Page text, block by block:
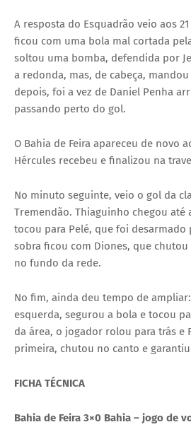
A resposta do Esquadrão veio aos
ficou com uma bola mal cortada
soltou uma bomba, defendida por
a redonda, mas, de cabeça,
depois, foi a vez de Daniel Penha
passando perto do gol.
O Bahia de Feira apareceu de novo
Hércules recebeu e finalizou na
No minuto seguinte, veio o gol da
Tremendão. Thiaguinho chegou até
tocou para Pelé, que foi desarmado
sobra ficou com Diones, que
no fundo da rede.
No fim, ainda deu tempo de
esquerda, segurou a bola e tocou
da área, o jogador rolou para trás e
primeira, chutou no canto e garantiu
FICHA TÉCNICA
Bahia de Feira 3×0 Bahia – jogo de